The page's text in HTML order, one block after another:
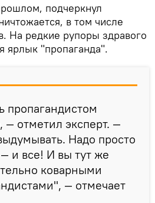
подчеркнул
в том числе
На редкие рупоры здравого
ярлык "пропаганда".
пропагандистом
— отметил эксперт. —
Надо просто
и все! И вы тут же
коварными
— отмечает